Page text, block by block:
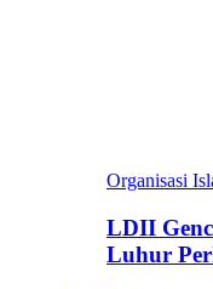
Organisasi
LDII
Luhur